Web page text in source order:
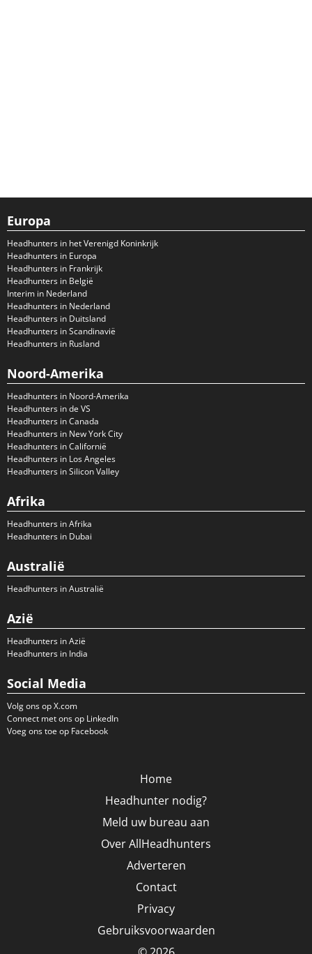
Europa
Headhunters in het Verenigd Koninkrijk
Headhunters in Europa
Headhunters in Frankrijk
Headhunters in België
Interim in Nederland
Headhunters in Nederland
Headhunters in Duitsland
Headhunters in Scandinavië
Headhunters in Rusland
Noord-Amerika
Headhunters in Noord-Amerika
Headhunters in de VS
Headhunters in Canada
Headhunters in New York City
Headhunters in Californië
Headhunters in Los Angeles
Headhunters in Silicon Valley
Afrika
Headhunters in Afrika
Headhunters in Dubai
Australië
Headhunters in Australië
Azië
Headhunters in Azië
Headhunters in India
Social Media
Volg ons op X.com
Connect met ons op LinkedIn
Voeg ons toe op Facebook
Home
Headhunter nodig?
Meld uw bureau aan
Over AllHeadhunters
Adverteren
Contact
Privacy
Gebruiksvoorwaarden